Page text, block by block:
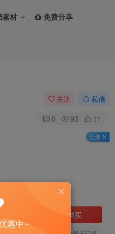
素材 免费分享
关注 私信
0 93 11
立即购买
已售 5
惠中~